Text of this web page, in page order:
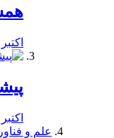
اکتبر 15, 2019
اکتبر 10, 2019
علم و